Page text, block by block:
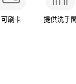
可刷卡 提供洗手